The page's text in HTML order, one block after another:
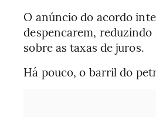
O anúncio do acordo
despencarem,
sobre as taxas de juros.
Há pouco, o barril do